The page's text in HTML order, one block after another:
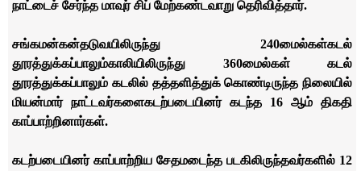
நாட்டைச் சேர்ந்த மாவுர் சிப் மேற்கண்டவாறு தெரிவித்தார்.
சங்கமன்கன்தடுவயிலிருந்து 240மைல்கள்கடல்
தூரத்துக்கப்பாலும்காலியிலிருந்து 360மைல்கள் கடல்
தூரத்துக்கப்பாலும் கடலில் தத்தளித்துக் கொண்டிருந்த நிலையில்
மியன்மார் நாட்டவர்களைகடற்படையினர் கடந்த 16 ஆம் திகதி
காப்பாற்றினார்கள்.
கடற்படையினர் காப்பாற்றிய சேதமடைந்த படகிலிருந்தவர்களில் 12